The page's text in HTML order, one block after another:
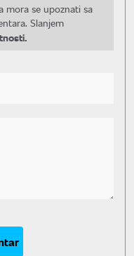
mora se upoznati sa
Slanjem